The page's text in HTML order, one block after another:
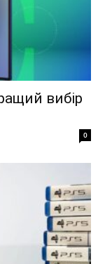
вибір
0